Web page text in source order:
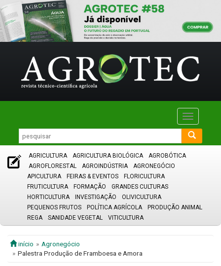
Toggle
AGRICULTURA AGRICULTURA BIOLÓGICA
AGROBÓTICA
AGROFLORESTAL
AGROINDÚSTRIA
AGRONEGÓCIO
APICULTURA
FEIRAS & EVENTOS
FLORICULTURA
FRUTICULTURA
FORMAÇÃO
GRANDES CULTURAS
HORTICULTURA
INVESTIGAÇÃO
OLIVICULTURA
PEQUENOS FRUTOS
POLÍTICA AGRÍCOLA
PRODUÇÃO ANIMAL
REGA
SANIDADE VEGETAL VITICULTURA
início
Agronegócio
Palestra Produção de Framboesa e Amora